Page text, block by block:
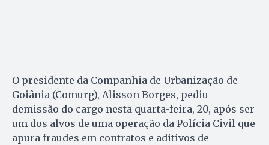
O presidente da Companhia de Urbanização de
Goiânia (Comurg), Alisson Borges, pediu
demissão do cargo nesta quarta-feira, 20, após ser
um dos alvos de uma operação da Polícia Civil que
apura fraudes em contratos e aditivos de